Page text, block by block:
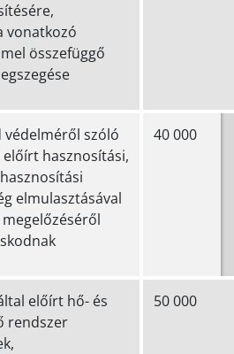
vonatkozó
összefüggő
szóló
hasznosítási,
elmulasztásával
40 000
előírt hő- és
rendszer
50 000